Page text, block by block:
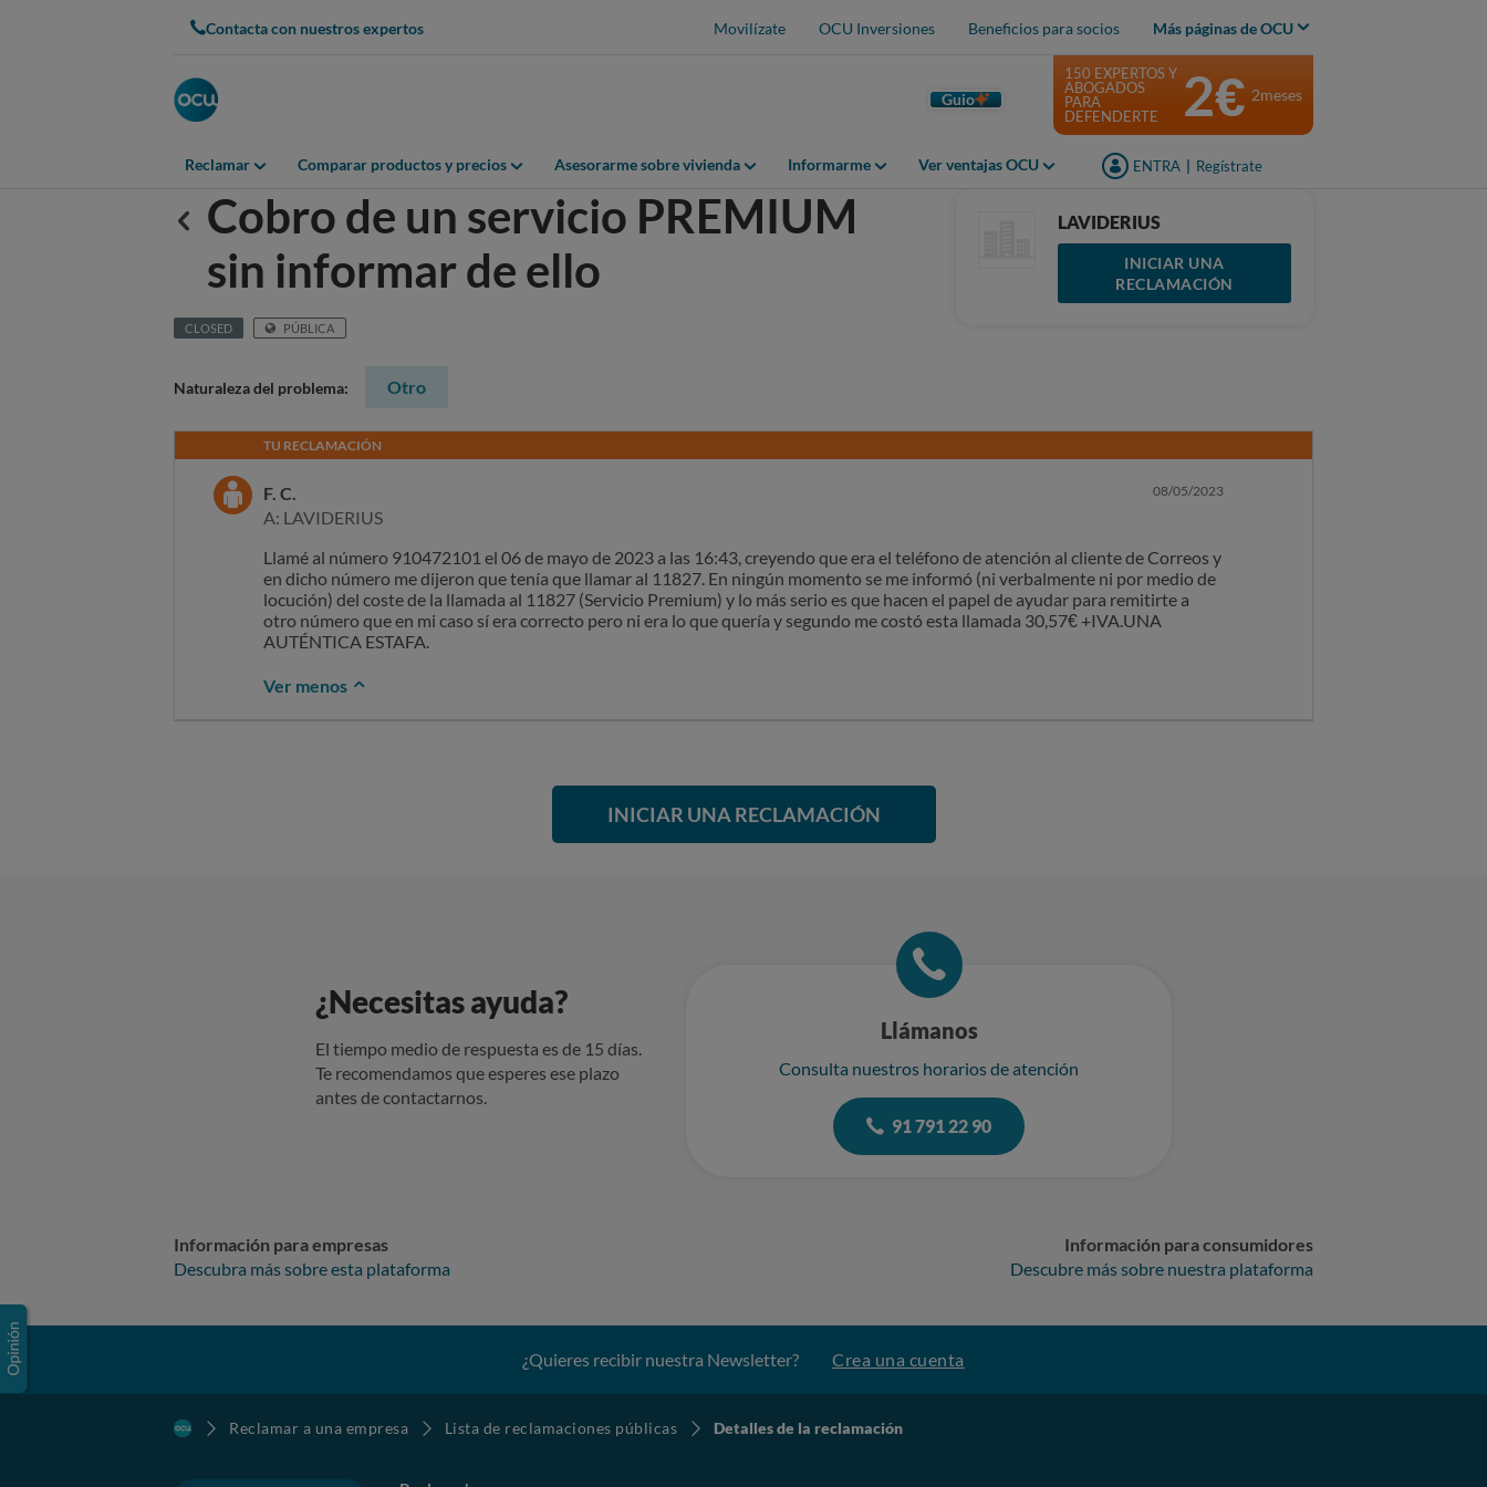
Contacta con nuestros expertos Movilízate OCU Inversiones Beneficios para socios Más páginas de OCU
Guio
Reclamar Comparar productos y precios Asesorarme sobre vivienda Informarme Ver ventajas OCU ENTRA Regístrate
150 EXPERTOS Y
ABOGADOS
PARA
DEFENDERTE
2€ 2meses
Anterior
Cobro de un servicio PREMIUM
sin informar de ello
CLOSED PÚBLICA
LAVIDERIUS
INICIAR UNA
RECLAMACIÓN
Naturaleza del problema: Otro
TU RECLAMACIÓN
F. C.
A: LAVIDERIUS
08/05/2023
Llamé al número 910472101 el 06 de mayo de 2023 a las 16:43, creyendo que era el teléfono de atención al cliente de Correos y
en dicho número me dijeron que tenía que llamar al 11827. En ningún momento se me informó (ni verbalmente ni por medio de
locución) del coste de la llamada al 11827 (Servicio Premium) y lo más serio es que hacen el papel de ayudar para remitirte a
otro número que en mi caso sí era correcto pero ni era lo que quería y segundo me costó esta llamada 30,57€ +IVA.UNA
AUTÉNTICA ESTAFA.
Ver menos
INICIAR UNA RECLAMACIÓN
¿Necesitas ayuda?
El tiempo medio de respuesta es de 15 días.
Te recomendamos que esperes ese plazo
antes de contactarnos.
Llámanos
Consulta nuestros horarios de atención
91 791 22 90
Información para empresas
Descubra más sobre esta plataforma
Información para consumidores
Descubre más sobre nuestra plataforma
¿Quieres recibir nuestra Newsletter? Crea una cuenta
Reclamar a una empresa Lista de reclamaciones públicas Detalles de la reclamación